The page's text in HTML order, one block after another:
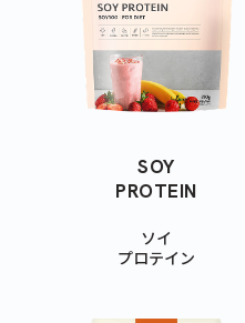
SOY
PROTEIN
ソイ
プロテイン